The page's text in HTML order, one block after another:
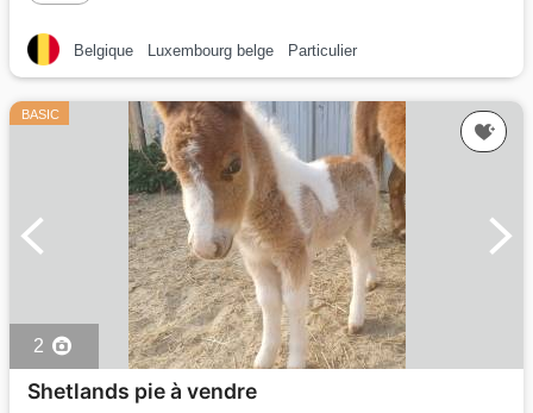
Belgique Luxembourg belge Particulier
BASIC
2
Shetlands pie à vendre